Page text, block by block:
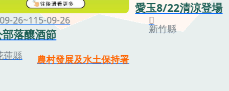
26~115-09-26
落釀酒節
蓮縣 農村發展及水土保持署
愛玉8/22清涼登場
新竹縣